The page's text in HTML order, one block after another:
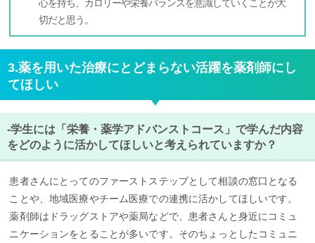
心を持ち、カロリーや栄養バランスを意識していくことが大
切だと思う。
3.薬を用いた治療にとどまらない活躍を薬剤師にし
てほしい
-学生には「栄養・薬学アドバンストコース」で学んだ内容
をどのように活かしてほしいと考えられていますか？
患者さんにとってのファーストステップとして相談の窓口となる
ことや、地域医療やチーム医療での連携に活かしてほしいです。
薬剤師はドラッグストアや薬局などで、患者さんと身近にコミュ
ニケーションをとることが多いです。そのちょっとしたコミュニ